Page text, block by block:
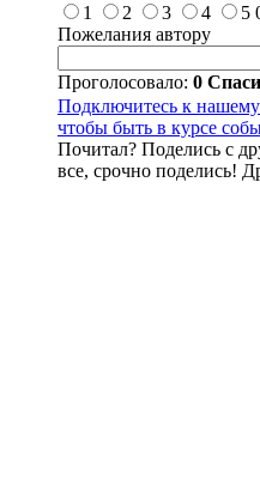
1
2 3 4 5
Пожелания автору
Проголосовало: 0
Подключитесь к нашему
чтобы быть в курсе
Почитал? Поделись с
все, срочно поделись!